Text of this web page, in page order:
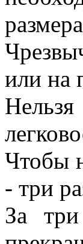
или на
Чтобы
- три
За